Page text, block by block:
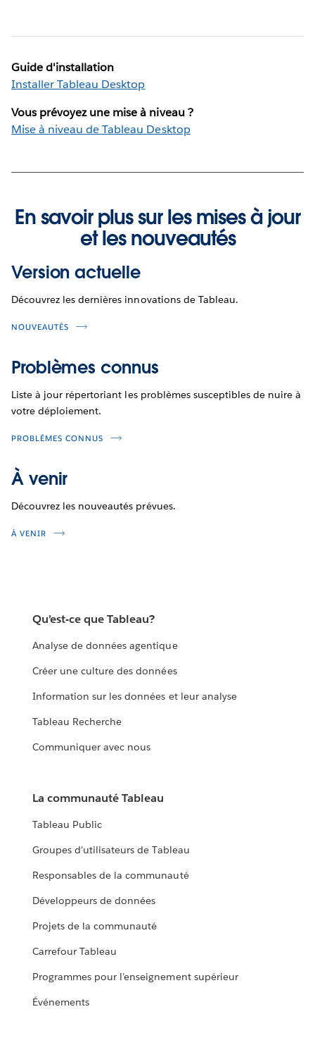
Guide d'installation
Installer Tableau Desktop
Vous prévoyez une mise à niveau ?
Mise à niveau de Tableau Desktop
En savoir plus sur les mises à jour
et les nouveautés
Version actuelle
Découvrez les dernières innovations de Tableau.
NOUVEAUTÉS
Problèmes connus
Liste à jour répertoriant les problèmes susceptibles de nuire à
votre déploiement.
PROBLÈMES CONNUS
À venir
Découvrez les nouveautés prévues.
À VENIR
Qu’est-ce que Tableau?
Analyse de données agentique
Créer une culture des données
Information sur les données et leur analyse
Tableau Recherche
Communiquer avec nous
La communauté Tableau
Tableau Public
Groupes d’utilisateurs de Tableau
Responsables de la communauté
Développeurs de données
Projets de la communauté
Carrefour Tableau
Programmes pour l’enseignement supérieur
Événements